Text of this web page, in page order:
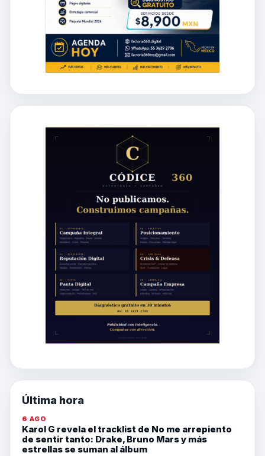
Última hora
6 AGO
Karol G revela el tracklist de No me arrepiento
de sentir tanto: Drake, Bruno Mars y más
estrellas se suman al álbum